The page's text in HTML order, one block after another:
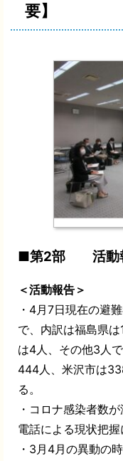
要】
■第2部 活動報
＜活動報告＞
・ 4月7日現在の避
で、内訳は福島県は
は4人、その他3人
444人、米沢市は
る。
・コロナ感染者数
電話による現状把握
・ 3月 4月の異動の